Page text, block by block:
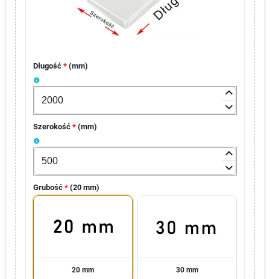
Długość * (mm)
info
keyboard_arrow_up
keyboard_arrow_down
Szerokość * (mm)
info
keyboard_arrow_up
keyboard_arrow_down
Grubość * (20 mm)
20 mm 30 mm